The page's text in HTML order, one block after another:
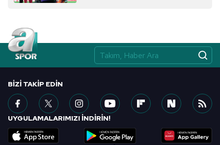
almak için lütfentıklayınız
BIZI TAKIP EDIN
UYGULAMALARIMIZI İNDİRİN!